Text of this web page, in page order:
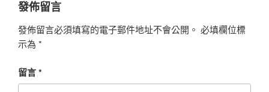
發佈留言
發佈留言必須填寫的電子郵件地址不會公開。 必填欄位標
示為 *
留言*